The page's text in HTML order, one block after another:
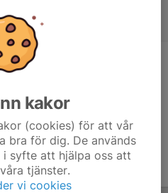
kakor
(cookies) för att vår
bra för dig. De används
syfte att hjälpa oss att
tjänster.
vi cookies